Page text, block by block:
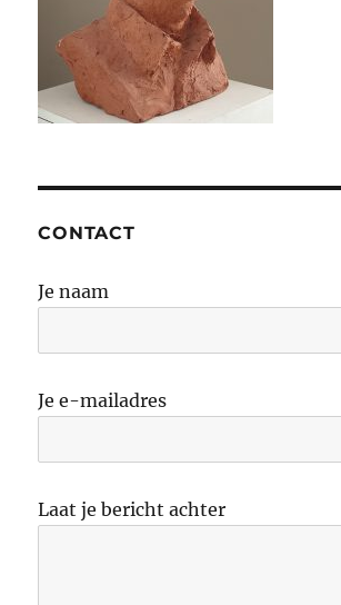
CONTACT
Je naam
Je e-mailadres
Laat je bericht achter